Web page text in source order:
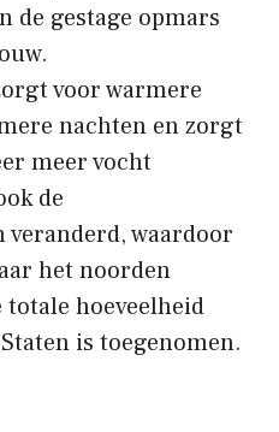
de gestage opmars
voor warmere
nachten en zorgt
meer vocht
de
waardoor
het noorden
hoeveelheid
is toegenomen.